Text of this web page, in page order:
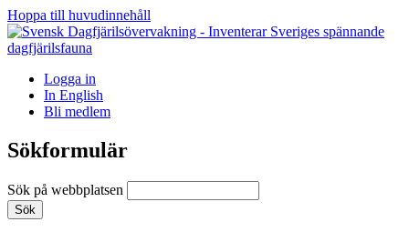
Hoppa till huvudinnehåll
Logga in
In English
Bli medlem
Sökformulär
Sök på webbplatsen